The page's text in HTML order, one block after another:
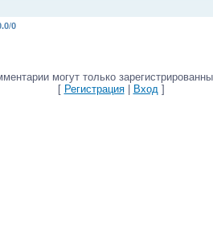
/0
могут только
[ Регистрация| Вход]